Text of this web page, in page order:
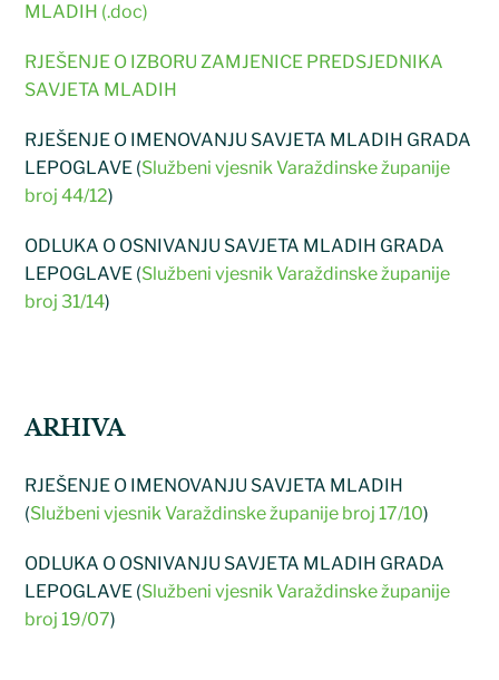
MLADIH (.doc)
RJEŠENJE O IZBORU ZAMJENICE PREDSJEDNIKA
SAVJETA MLADIH
RJEŠENJE O IMENOVANJU SAVJETA MLADIH GRADA
LEPOGLAVE (Službeni vjesnik Varaždinske županije
broj 44/12)
ODLUKA O OSNIVANJU SAVJETA MLADIH GRADA
LEPOGLAVE (Službeni vjesnik Varaždinske županije
broj 31/14)
ARHIVA
RJEŠENJE O IMENOVANJU SAVJETA MLADIH
(Službeni vjesnik Varaždinske županije broj 17/10)
ODLUKA O OSNIVANJU SAVJETA MLADIH GRADA
LEPOGLAVE (Službeni vjesnik Varaždinske županije
broj 19/07)